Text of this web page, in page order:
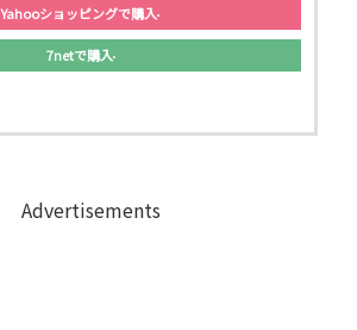
Yahooショッピングで購入
7netで購入
Advertisements